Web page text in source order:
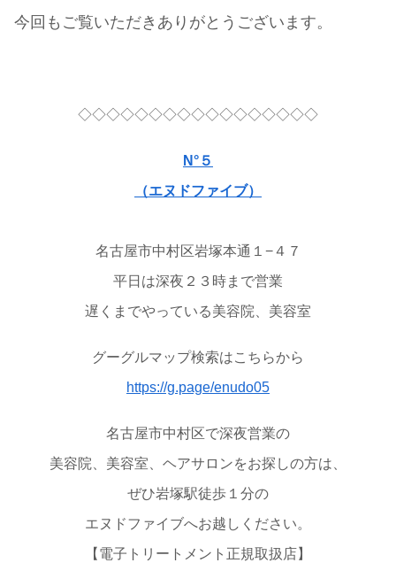
今回もご覧いただきありがとうございます。
◇◇◇◇◇◇◇◇◇◇◇◇◇◇◇◇◇
N°５
（エヌドファイブ）
名古屋市中村区岩塚本通１−４７
平日は深夜２３時まで営業
遅くまでやっている美容院、美容室
グーグルマップ検索はこちらから
https://g.page/enudo05
名古屋市中村区で深夜営業の
美容院、美容室、ヘアサロンをお探しの方は、
ぜひ岩塚駅徒歩１分の
エヌドファイブへお越しください。
【電子トリートメント正規取扱店】